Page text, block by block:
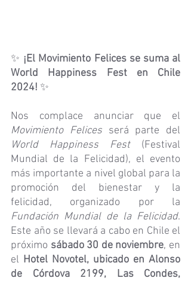
✨ ¡El Movimiento Felices se suma al
World Happiness Fest en Chile
2024! ✨
Movimiento Felices
World Happiness Fest (Festival
Mundial de la Felicidad), el evento
más importante a nivel global para la
promoción del bienestar y la
Fundación Mundial de la Felicidad.
Este año se llevará a cabo en Chile el
próximo sábado 30 de noviembre, en
el Hotel Novotel, ubicado en Alonso
de Córdova 2199, Las Condes,